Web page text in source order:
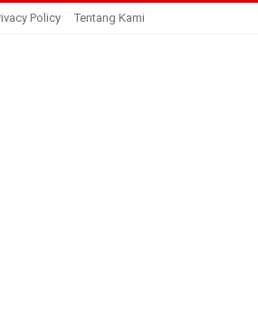
Policy Tentang Kami